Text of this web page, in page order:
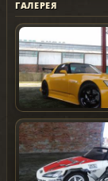
ГАЛЕРЕЯ